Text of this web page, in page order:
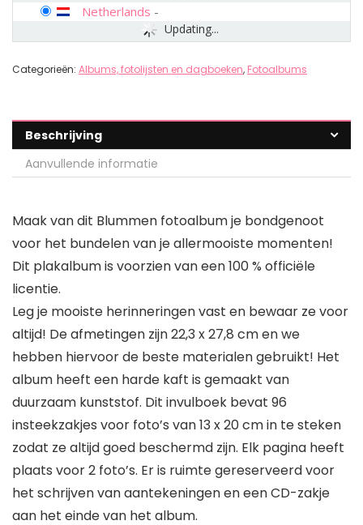
Updating...
Netherlands -
Categorieën: Albums, fotolijsten en dagboeken, Fotoalbums
Beschrijving
Aanvullende informatie
Maak van dit Blummen fotoalbum je bondgenoot
voor het bundelen van je allermooiste momenten!
Dit plakalbum is voorzien van een 100 % officiële
licentie.
Leg je mooiste herinneringen vast en bewaar ze voor
altijd! De afmetingen zijn 22,3 x 27,8 cm en we
hebben hiervoor de beste materialen gebruikt! Het
album heeft een harde kaft is gemaakt van
duurzaam kunststof. Dit invulboek bevat 96
insteekzakjes voor foto’s van 13 x 20 cm in te steken
zodat ze altijd goed beschermd zijn. Elk pagina heeft
plaats voor 2 foto’s. Er is ruimte gereserveerd voor
het schrijven van aantekeningen en een CD-zakje
aan het einde van het album.